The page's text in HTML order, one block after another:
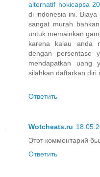
alternatif hokicapsa
di indonesia ini.
sangat murah
untuk memainkan
karena kalau anda
dengan persentase
mendapatkan uang
silahkan daftarkan diri
Ответить
Wotcheats.ru
Этот комментарий
Ответить